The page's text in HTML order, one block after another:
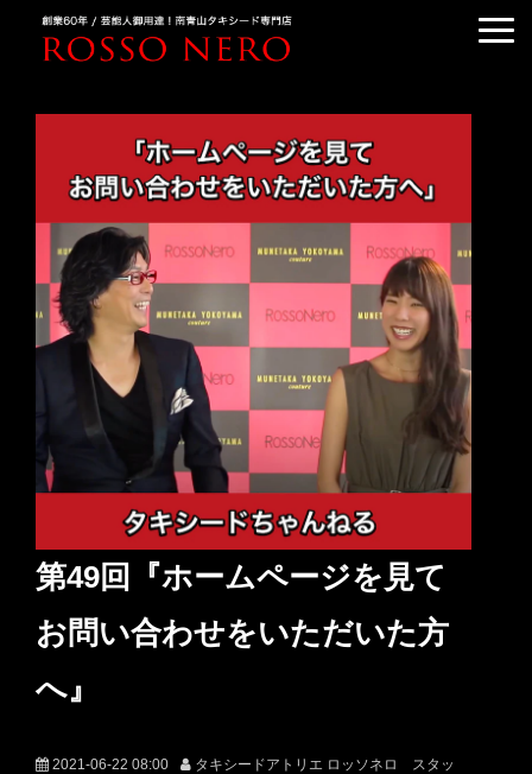
TUXEDO RANKING
KIMONO DRESS
CUSTOMER'S VOICE
COLUMN &BLOG
ABOUT US
ACCESS
第49回『ホームページを見て
お問い合わせをいただいた方
へ』
2021-06-22 08:00
タキシードアトリエ ロッソネロ スタッ